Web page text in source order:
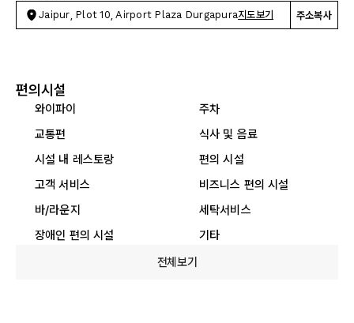
Jaipur, Plot 10, Airport Plaza Durgapura지도보기 주소복사
편의시설
와이파이
주차
교통편
식사 및 음료
시설 내 레스토랑
편의 시설
고객 서비스
비즈니스 편의 시설
바/라운지
세탁서비스
장애인 편의 시설
기타
전체보기